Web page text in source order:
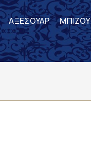
ΑΞΕΣΟΥΑΡ
ΜΠΙΖΟΥ